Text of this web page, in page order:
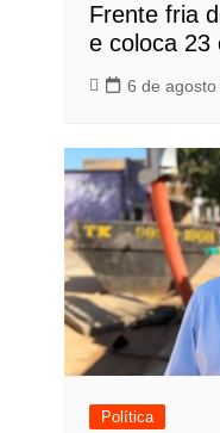
Frente fria
e coloca 23
6 de
Política